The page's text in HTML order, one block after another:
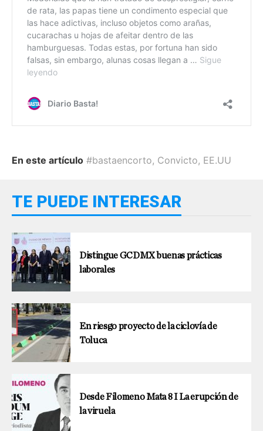
En este artículo #bastaencorto, Convicto, EE.UU
TE PUEDE INTERESAR
Distingue GCDMX buenas prácticas
laborales
En riesgo proyecto de la ciclovía de
Toluca
Desde Filomeno Mata 8 I La erupción de
la viruela